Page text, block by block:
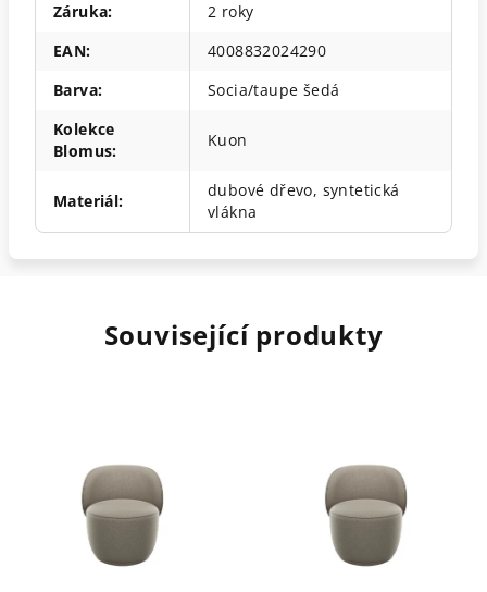
Záruka:
2 roky
EAN:
4008832024290
Barva:
Socia/taupe šedá
Kolekce
Blomus:
Kuon
Materiál:
dubové dřevo, syntetická
vlákna
Související produkty